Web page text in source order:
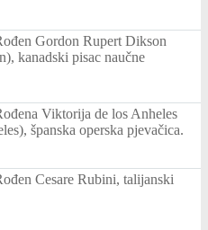
Gordon Rupert Dikson
kanadski pisac naučne
Viktorija de los Anheles
španska operska pjevačica.
Cesare Rubini, talijanski